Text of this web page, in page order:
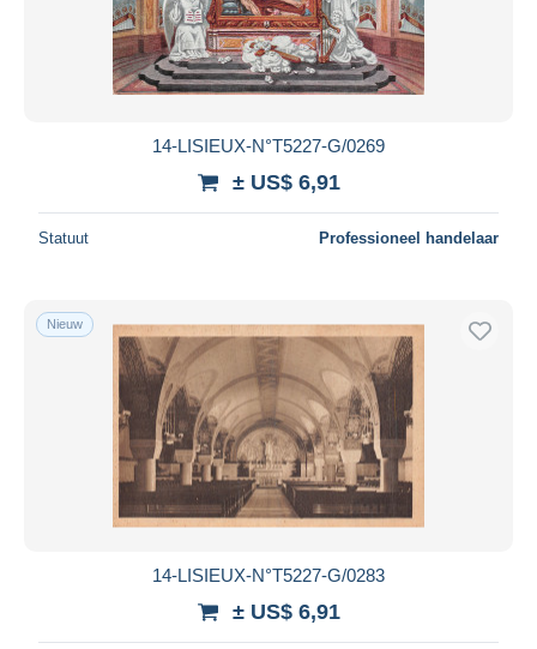
14-LISIEUX-N°T5227-G/0269
± US$ 6,91
Statuut Professioneel handelaar
Nieuw
14-LISIEUX-N°T5227-G/0283
± US$ 6,91